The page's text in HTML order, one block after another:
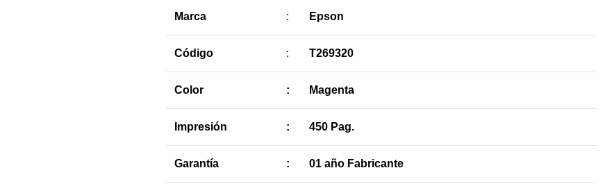
Marca : Epson
Código : T269320
Color : Magenta
Impresión : 450 Pag.
Garantía : 01 año Fabricante